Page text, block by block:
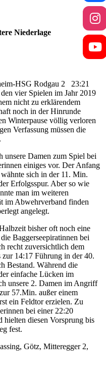
Niederlage
HSG Rodgau 2 23:21
vier Spielen im Jahr 2019
nicht zu erklärendem
noch in der Hinrunde
Winterpause völlig verloren
Verfassung müssen die
unsere Damen zum Spiel bei
einiges vor. Der Anfang
sich in der 11. Min.
Erfolgsspur. Aber so wie
man im weiteren
im Abwehrverband finden
angelegt.
bisher oft noch eine
Baggerseepiratinnen bei
recht zuversichtlich dem
14:17 Führung in der 40.
Bestand. Während die
einfache Lücken im
unsere 2. Damen im Angriff
57.Min. außer einem
ein Feldtor erzielen. Zu
bei einer 22:20
hielten diesen Vorsprung bis
fest.
Götz, Mitteregger 2,